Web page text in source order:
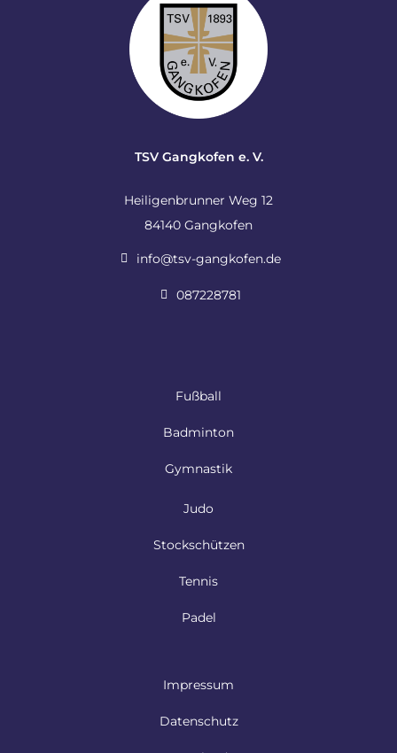
TSV Gangkofen e. V.
Heiligenbrunner Weg 12
84140 Gangkofen
info@tsv-gangkofen.de
087228781
Fußball
Badminton
Gymnastik
Judo
Stockschützen
Tennis
Padel
Impressum
Datenschutz